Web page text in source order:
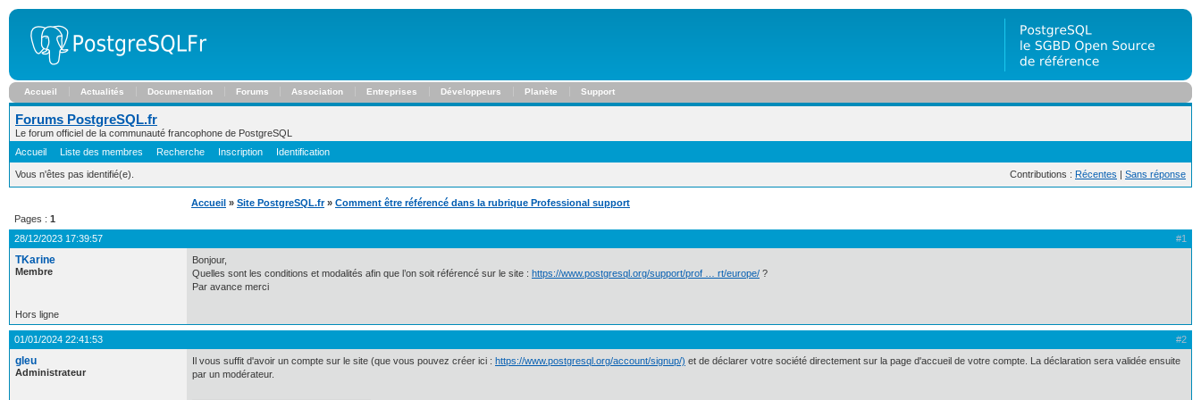
Accueil Actualités Documentation Forums Association Entreprises Développeurs Planète Support
Forums PostgreSQL.fr
Le forum officiel de la communauté francophone de PostgreSQL
Accueil
Liste des membres Recherche Inscription Identification
Vous n'êtes pas identifié(e). Contributions : Récentes | Sans réponse
Accueil » Site PostgreSQL.fr » Comment être référencé dans la rubrique Professional support
Pages : 1
#1
28/12/2023 17:39:57
TKarine
Membre
Bonjour,
Quelles sont les conditions et modalités afin que l’on soit référencé sur le site : https://www.postgresql.org/support/prof … rt/europe/ ?
Par avance merci
Hors ligne
#2
01/01/2024 22:41:53
gleu
Administrateur
Il vous suffit d'avoir un compte sur le site (que vous pouvez créer ici : https://www.postgresql.org/account/signup/) et de déclarer votre société directement sur la page d'accueil de votre compte. La déclaration sera validée ensuite
par un modérateur.